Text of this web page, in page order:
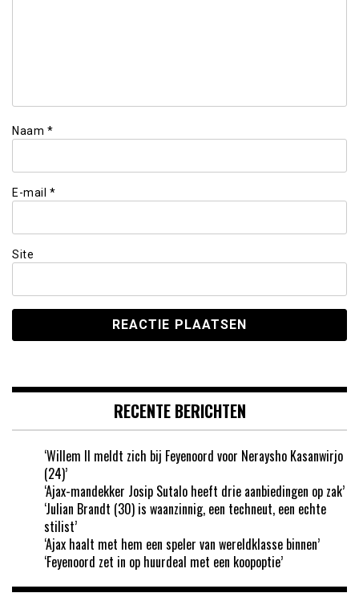
Naam *
E-mail *
Site
RECENTE BERICHTEN
‘Willem II meldt zich bij Feyenoord voor Neraysho Kasanwirjo
(24)’
‘Ajax-mandekker Josip Sutalo heeft drie aanbiedingen op zak’
‘Julian Brandt (30) is waanzinnig, een techneut, een echte
stilist’
‘Ajax haalt met hem een speler van wereldklasse binnen’
‘Feyenoord zet in op huurdeal met een koopoptie’